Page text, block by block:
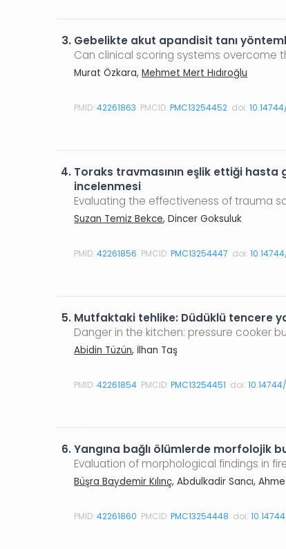
3. Gebelikte akut apandisit tanı
Can clinical scoring systems overcome
Murat Özkara,Mehmet Mert Hıdıroğlu
PMID:42261863 PMCID:PMC13254452 doi:
4. Toraks travmasının eşlik ettiği hasta
incelenmesi
Evaluating the effectiveness of trauma
Suzan Temiz Bekce, Dincer Goksuluk
PMID:42261856 PMCID:PMC13254447 doi:
5. Mutfaktaki tehlike: Düdüklü tencere
Danger in the kitchen: pressure cooker
Abidin Tüzün, İlhan Taş
PMID:42261854 PMCID:PMC13254451 doi:
6.Yangına bağlı ölümlerde morfolojik
Evaluation of morphological findings in
Büşra Baydemir Kılınç, Abdulkadir Sancı,
PMID:42261860 PMCID:PMC13254448 doi: